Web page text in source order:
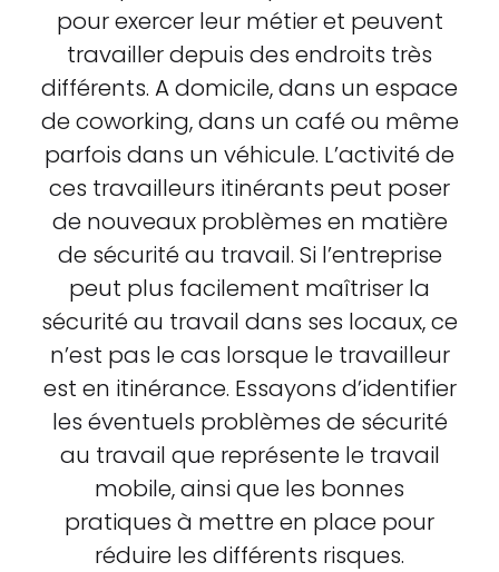
pour exercer leur métier et peuvent
travailler depuis des endroits très
différents. A domicile, dans un espace
de coworking, dans un café ou même
parfois dans un véhicule. L’activité de
ces travailleurs itinérants peut poser
de nouveaux problèmes en matière
de sécurité au travail. Si l’entreprise
peut plus facilement maîtriser la
sécurité au travail dans ses locaux, ce
n’est pas le cas lorsque le travailleur
est en itinérance. Essayons d’identifier
les éventuels problèmes de sécurité
au travail que représente le travail
mobile, ainsi que les bonnes
pratiques à mettre en place pour
réduire les différents risques.